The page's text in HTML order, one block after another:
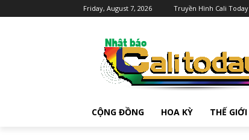
Friday, August 7, 2026 Truyền Hình Cali Today
CỘNG ĐỒNG HOA KỲ THẾ GIỚI